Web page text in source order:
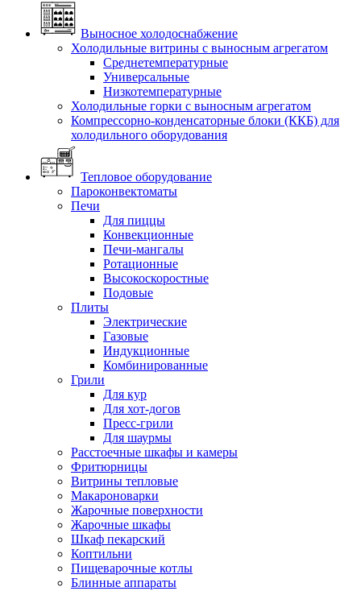
Выносное холодоснабжение
Холодильные витрины с выносным агрегатом
Среднетемпературные
Универсальные
Низкотемпературные
Холодильные горки с выносным агрегатом
Компрессорно-конденсаторные блоки (ККБ) для
холодильного оборудования
Тепловое оборудование
Пароконвектоматы
Печи
Для пиццы
Конвекционные
Печи-мангалы
Ротационные
Высокоскоростные
Подовые
Плиты
Электрические
Газовые
Индукционные
Комбинированные
Грили
Для кур
Для хот-догов
Пресс-грили
Для шаурмы
Расстоечные шкафы и камеры
Фритюрницы
Витрины тепловые
Макароноварки
Жарочные поверхности
Жарочные шкафы
Шкаф пекарский
Коптильни
Пищеварочные котлы
Блинные аппараты